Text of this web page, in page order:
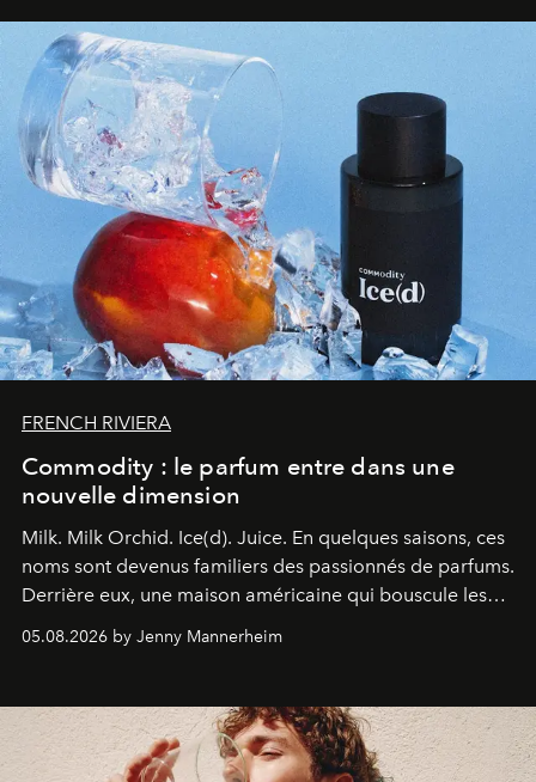
FRENCH RIVIERA
Commodity : le parfum entre dans une
nouvelle dimension
Milk. Milk Orchid. Ice(d). Juice. En quelques saisons, ces
noms sont devenus familiers des passionnés de parfums.
Derrière eux, une maison américaine qui bouscule les
une approche aussi intuitive que personnelle :
05.08.2026 by Jenny Mannerheim